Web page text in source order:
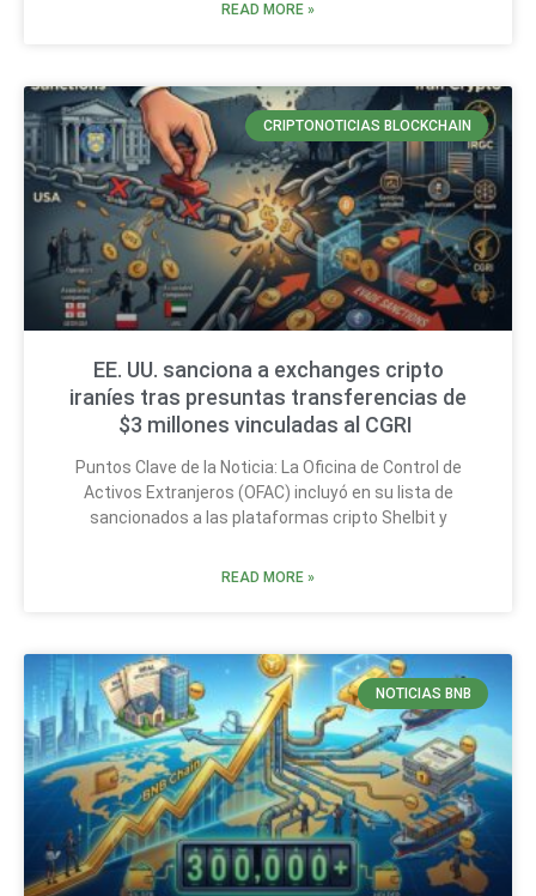
READ MORE »
CRIPTONOTICIAS BLOCKCHAIN
EE. UU. sanciona a exchanges cripto
iraníes tras presuntas transferencias de
$3 millones vinculadas al CGRI
Puntos Clave de la Noticia: La Oficina de Control de
Activos Extranjeros (OFAC) incluyó en su lista de
sancionados a las plataformas cripto Shelbit y
READ MORE »
NOTICIAS BNB